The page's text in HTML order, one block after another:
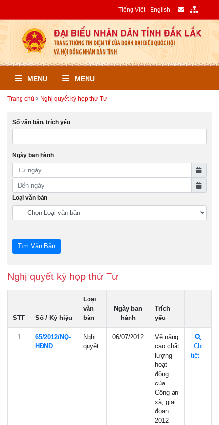
Tiếng Việt English
MENU MENU
Trang chủ Nghị quyết kỳ họp thứ Tư
Số văn bản/ trích yếu
Ngày ban hành
Loại văn bản
Nghị quyết kỳ họp thứ Tư
STT Số / Ký hiệu
Loại
văn
bản
Ngày ban
hành
Trích
yếu
1
65/2012/NQ-
HÐND
Nghị
quyết
06/07/2012
Về nâng
cao chất
lượng
hoạt
động
của
Công an
xã, giai
đoạn
2012 -
Chi
tiết